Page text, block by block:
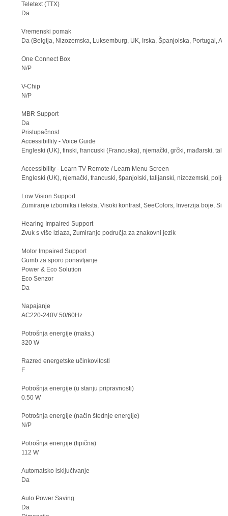
Teletext (TTX)
Da
Vremenski pomak
Da (Belgija, Nizozemska, Luksemburg, UK, Irska, Španjolska, Portugal,
One Connect Box
N/P
V-Chip
N/P
MBR Support
Da
Pristupačnost
Accessibillity - Voice Guide
Engleski (UK), finski, francuski (Francuska), njemački, grčki, mađarski,
Accessibility - Learn TV Remote / Learn Menu Screen
Engleski (UK), njemački, francuski, španjolski, talijanski, nizozemski,
Low Vision Support
Zumiranje izbornika i teksta, Visoki kontrast, SeeColors, Inverzija boje,
Hearing Impaired Support
Zvuk s više izlaza, Zumiranje područja za znakovni jezik
Motor Impaired Support
Gumb za sporo ponavljanje
Power & Eco Solution
Eco Senzor
Da
Napajanje
AC220-240V 50/60Hz
Potrošnja energije (maks.)
320 W
Razred energetske učinkovitosti
F
Potrošnja energije (u stanju pripravnosti)
0.50 W
Potrošnja energije (način štednje energije)
N/P
Potrošnja energije (tipična)
112 W
Automatsko isključivanje
Da
Auto Power Saving
Da